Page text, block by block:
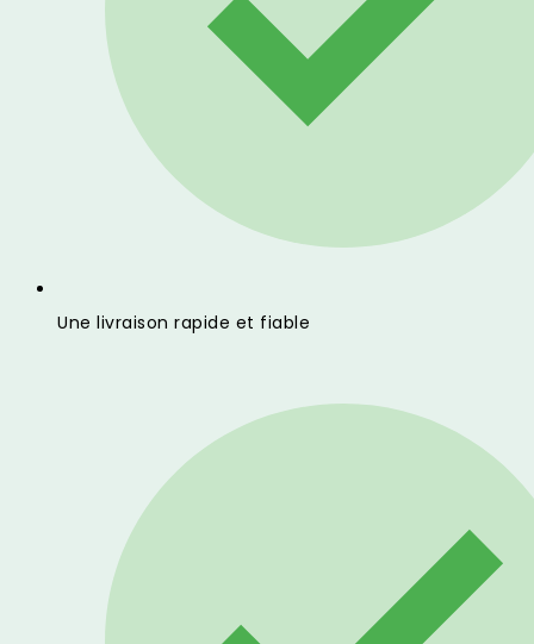
Une livraison rapide et fiable